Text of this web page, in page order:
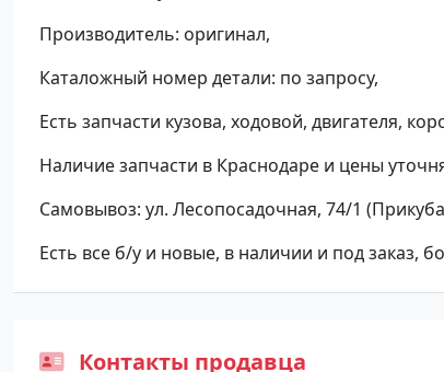
Производитель: оригинал,
Каталожный номер детали: по запросу,
Есть запчасти кузова, ходовой, двигателя,
Наличие запчасти в Краснодаре и цены
Самовывоз: ул. Лесопосадочная, 74/1
Есть все б/у и новые, в наличии и под заказ,
Контакты продавца